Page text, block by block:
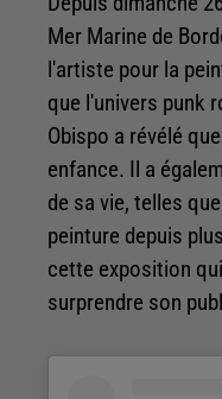
Mer Marine de
l'artiste pour la
que l'univers punk
Obispo a révélé
enfance. Il a
de sa vie, telles
peinture depuis
cette exposition
surprendre son